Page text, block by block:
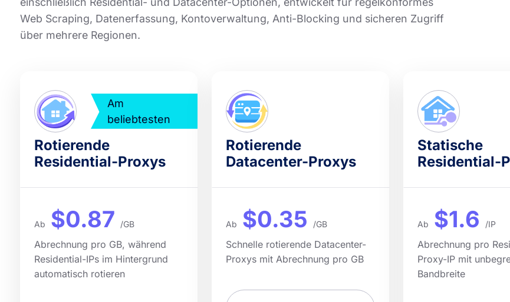
Web Scraping, Datenerfassung, Kontoverwaltung, Anti-Blocking und sicheren Zugriff
über mehrere Regionen.
Am
beliebtesten
Rotierende
Residential-Proxys
Ab $0.87 /GB
Abrechnung pro GB, während
Residential-IPs im Hintergrund
automatisch rotieren
Rotierende
Datacenter-Proxys
Ab $0.35 /GB
Schnelle rotierende Datacenter-
Proxys mit Abrechnung pro GB
Statische
Residential-
Ab $1.6 /IP
Abrechnung pro
Proxy-IP mit
Bandbreite